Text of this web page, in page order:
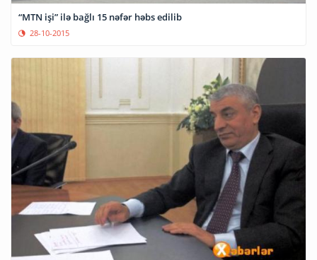
“MTN işi” ilə bağlı 15 nəfər həbs edilib
28-10-2015